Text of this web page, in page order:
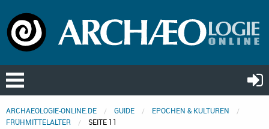
ARCHAEOLOGIE-ONLINE.DE GUIDE
EPOCHEN & KULTUREN
FRÜHMITTELALTER
SEITE 11